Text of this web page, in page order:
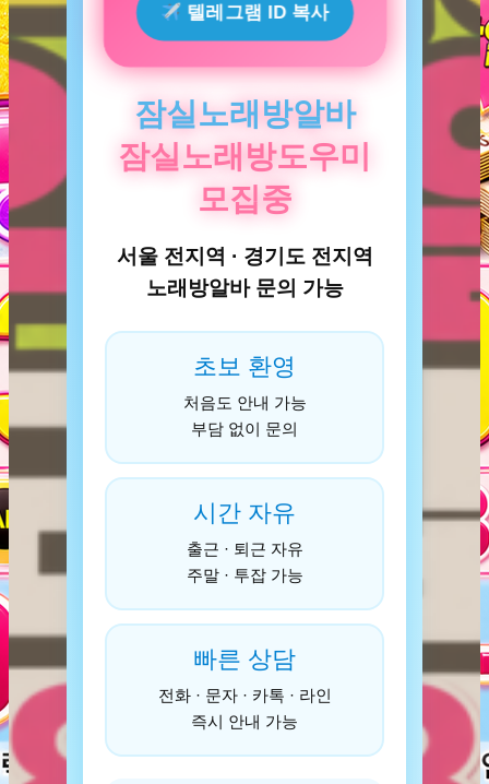
텔레그램 ID 복사
잠실노래방알바
잠실노래방도우미
모집중
서울 전지역 · 경기도 전지역
노래방알바 문의 가능
초보 환영
처음도 안내 가능
부담 없이 문의
시간 자유
출근 · 퇴근 자유
주말 · 투잡 가능
빠른 상담
전화 · 문자 · 카톡 · 라인
즉시 안내 가능